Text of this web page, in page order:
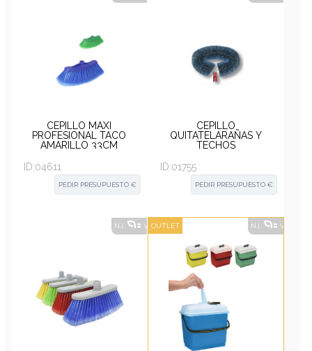
CEPILLO MAXI
PROFESIONAL TACO
AMARILLO 33CM
ID:04611
PEDIR PRESUPUESTO €
CEPILLO
QUITATELARAÑAS Y
TECHOS
ID:01755
PEDIR PRESUPUESTO €
N.I. VER ALTERNATIVAS
OUTLET N.I. VER